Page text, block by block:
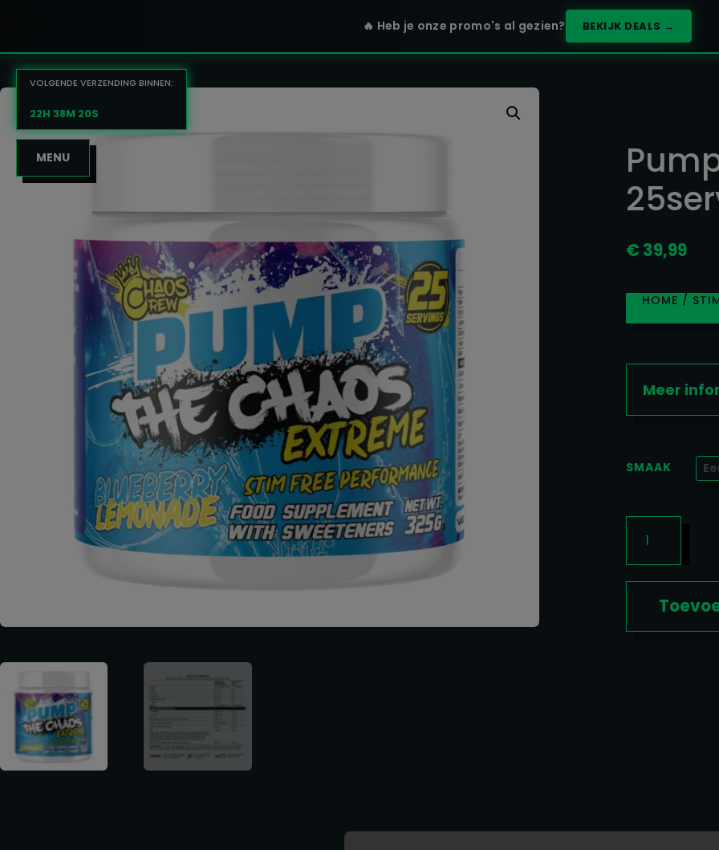
🔥 Heb je onze promo's al gezien? BEKIJK DEALS →
VOLGENDE VERZENDING BINNEN:
22H 38M 19S
MENU
€ 39,99
HOME /
Meer
SMAAK
THE
CHAOS
25SERV.
AANTAL